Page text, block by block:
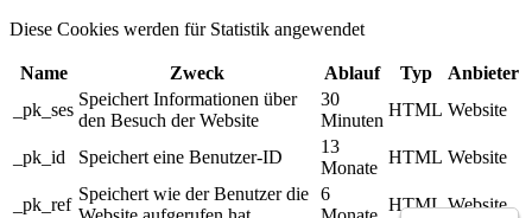
Diese Cookies werden für Statistik angewendet
Name Zweck Ablauf Typ
Anbieter
_pk_ses
Speichert Informationen über
den Besuch der Website
30
Minuten
HTML Website
_pk_id Speichert eine Benutzer-ID
13
Monate
HTML Website
_pk_ref
Speichert wie der Benutzer die 6
HTML Website